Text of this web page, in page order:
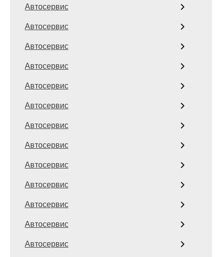
Автосервис
Автосервис
Автосервис
Автосервис
Автосервис
Автосервис
Автосервис
Автосервис
Автосервис
Автосервис
Автосервис
Автосервис
Автосервис